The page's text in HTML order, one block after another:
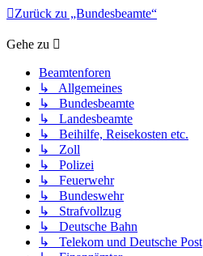
Zurück zu „Bundesbeamte“
Gehe zu
Beamtenforen
↳ Allgemeines
↳ Bundesbeamte
↳ Landesbeamte
↳ Beihilfe, Reisekosten etc.
↳ Zoll
↳ Polizei
↳ Feuerwehr
↳ Bundeswehr
↳ Strafvollzug
↳ Deutsche Bahn
↳ Telekom und Deutsche Post